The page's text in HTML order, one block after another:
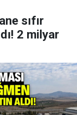
sıfır
2 milyar